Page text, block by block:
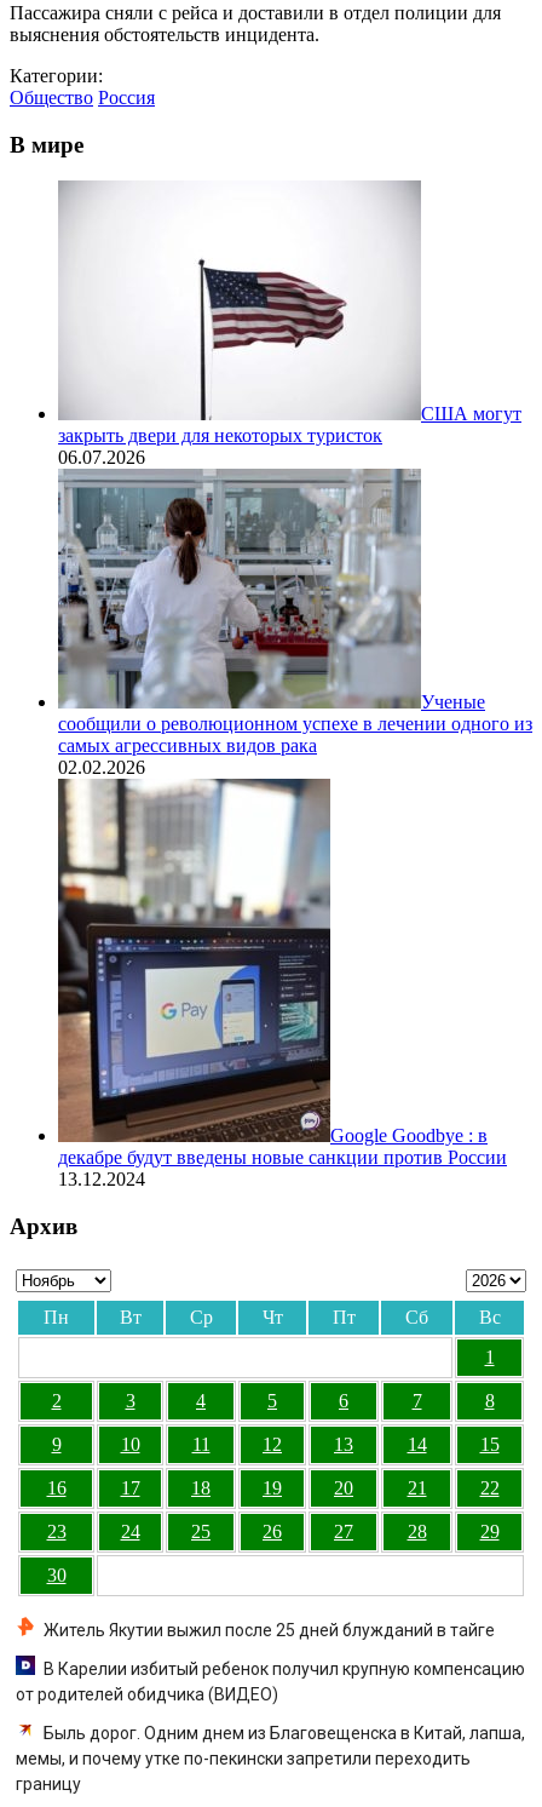
Пассажира сняли с рейса и доставили в отдел полиции для
выяснения обстоятельств инцидента.
Категории:
Общество Россия
В мире
США могут
закрыть двери для некоторых туристок
06.07.2026
Ученые
сообщили о революционном успехе в лечении одного из
самых агрессивных видов рака
02.02.2026
Google Goodbye : в
декабре будут введены новые санкции против России
13.12.2024
Архив
Пн Вт Ср Чт Пт Сб
Вс
1
2 3 4 5 6 7 8
9 10 11 12 13 14 15
16 17 18 19 20 21 22
23 24 25 26 27 28 29
30
Житель Якутии выжил после 25 дней блужданий в тайге
В Карелии избитый ребенок получил крупную компенсацию
от родителей обидчика (ВИДЕО)
Быль дорог. Одним днем из Благовещенска в Китай, лапша,
мемы, и почему утке по-пекински запретили переходить
границу